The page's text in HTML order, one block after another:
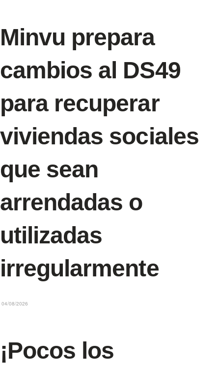
Minvu prepara
cambios al DS49
para recuperar
viviendas sociales
que sean
arrendadas o
utilizadas
irregularmente
04/08/2026
¡Pocos los